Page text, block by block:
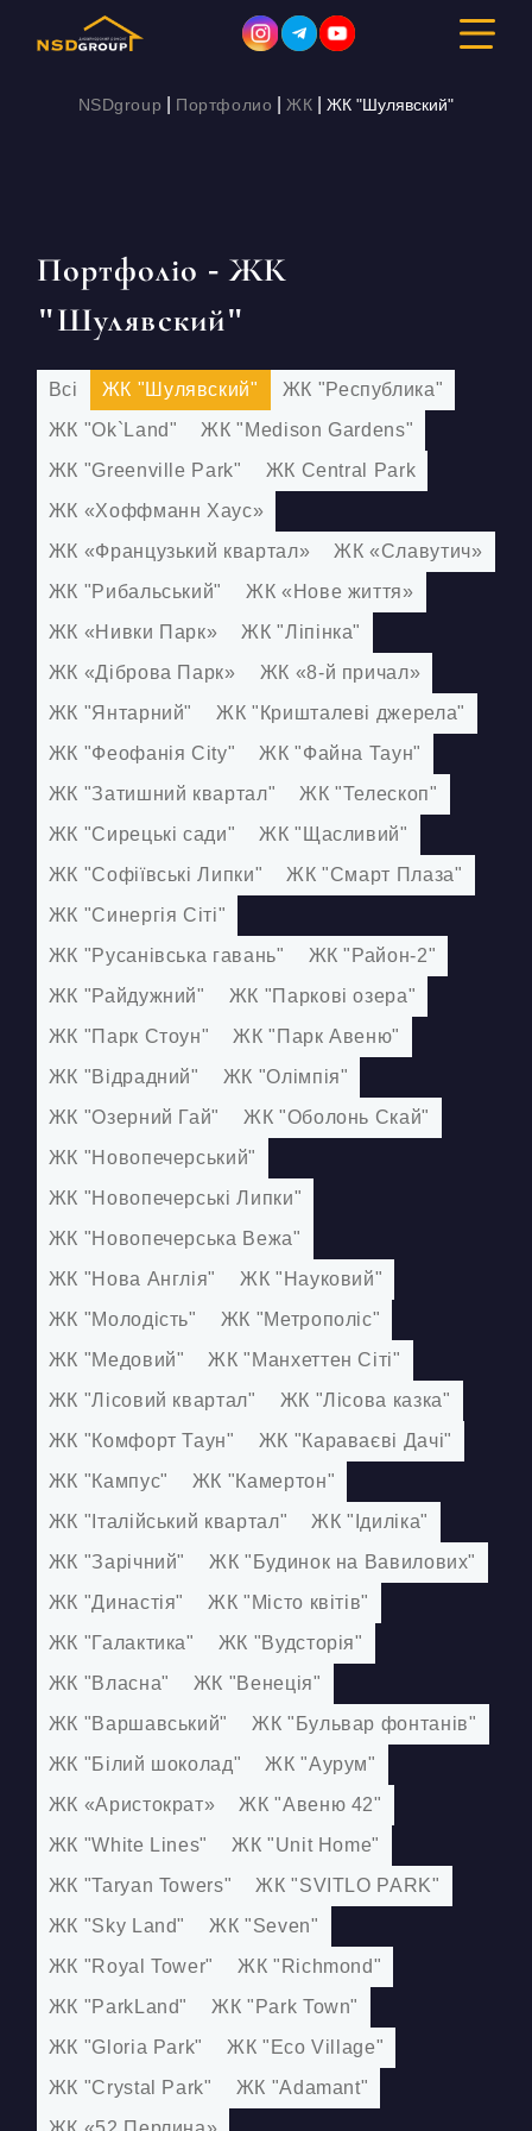
ВАРТІСТЬ
ПРО КОМПАНІЮ
БЛОГ
+380671500551
NSDgroup Портфолио ЖК |ЖК "Шулявский"
Портфоліо - ЖК
"Шулявский"
Всі ЖК "Шулявский"
ЖК "Республика"
ЖК "Ok`Land"
ЖК "Medison Gardens"
ЖК "Greenville Park"
ЖК Central Park
ЖК «Хоффманн Хаус»
ЖК «Французький квартал»
ЖК «Славутич»
ЖК "Рибальський"
ЖК «Нове життя»
ЖК «Нивки Парк»
ЖК "Ліпінка"
ЖК «Діброва Парк»
ЖК «8-й причал»
ЖК "Янтарний"
ЖК "Кришталеві джерела"
ЖК "Феофанія City"
ЖК "Файна Таун"
ЖК "Затишний квартал"
ЖК "Телескоп"
ЖК "Сирецькі сади"
ЖК "Щасливий"
ЖК "Софіївські Липки"
ЖК "Смарт Плаза"
ЖК "Синергія Сіті"
ЖК "Русанівська гавань"
ЖК "Район-2"
ЖК "Райдужний"
ЖК "Паркові озера"
ЖК "Парк Стоун"
ЖК "Парк Авеню"
ЖК "Відрадний"
ЖК "Олімпія"
ЖК "Озерний Гай"
ЖК "Оболонь Скай"
ЖК "Новопечерський"
ЖК "Новопечерські Липки"
ЖК "Новопечерська Вежа"
ЖК "Нова Англія"
ЖК "Науковий"
ЖК "Молодість"
ЖК "Метрополіс"
ЖК "Медовий"
ЖК "Манхеттен Сіті"
ЖК "Лісовий квартал"
ЖК "Лісова казка"
ЖК "Комфорт Таун"
ЖК "Караваєві Дачі"
ЖК "Кампус"
ЖК "Камертон"
ЖК "Італійський квартал"
ЖК "Ідиліка"
ЖК "Зарічний"
ЖК "Будинок на Вавилових"
ЖК "Династія"
ЖК "Місто квітів"
ЖК "Галактика"
ЖК "Вудсторія"
ЖК "Власна"
ЖК "Венеція"
ЖК "Варшавський"
ЖК "Бульвар фонтанів"
ЖК "Білий шоколад"
ЖК "Аурум"
ЖК «Аристократ»
ЖК "Авеню 42"
ЖК "White Lines"
ЖК "Unit Home"
ЖК "Taryan Towers"
ЖК "SVITLO PARK"
ЖК "Sky Land"
ЖК "Seven"
ЖК "Royal Tower"
ЖК "Richmond"
ЖК "ParkLand"
ЖК "Park Town"
ЖК "Gloria Park"
ЖК "Eco Village"
ЖК "Crystal Park"
ЖК "Adamant"